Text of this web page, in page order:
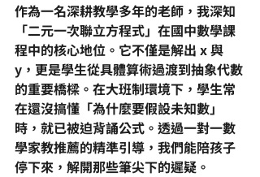
作為一名深耕教學多年的老師，我深知
「二元一次聯立方程式」在國中數學課
程中的核心地位。它不僅是解出 x 與
y，更是學生從具體算術過渡到抽象代數
的重要橋樑。在大班制環境下，學生常
在還沒搞懂「為什麼要假設未知數」
時，就已被迫背誦公式。透過一對一數
學家教推薦的精準引導，我們能陪孩子
停下來，解開那些筆尖下的遲疑。